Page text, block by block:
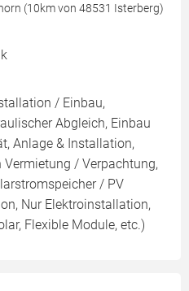
(10km von 48531 Isterberg)
/ Einbau,
Abgleich, Einbau
Anlage & Installation,
/ Verpachtung,
/ PV
Nur Elektroinstallation,
Flexible Module, etc.)